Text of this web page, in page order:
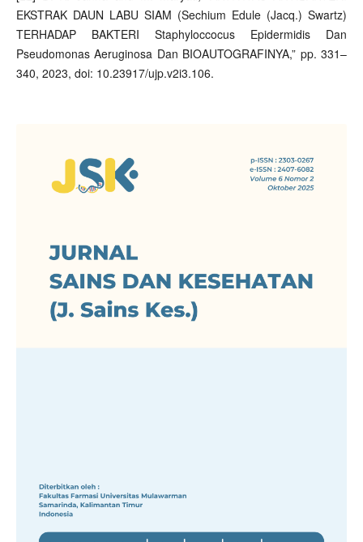
EKSTRAK DAUN LABU SIAM (Sechium Edule (Jacq.) Swartz)
TERHADAP BAKTERI Staphyloccocus Epidermidis Dan
Pseudomonas Aeruginosa Dan BIOAUTOGRAFINYA,” pp. 331–
340, 2023, doi: 10.23917/ujp.v2i3.106.